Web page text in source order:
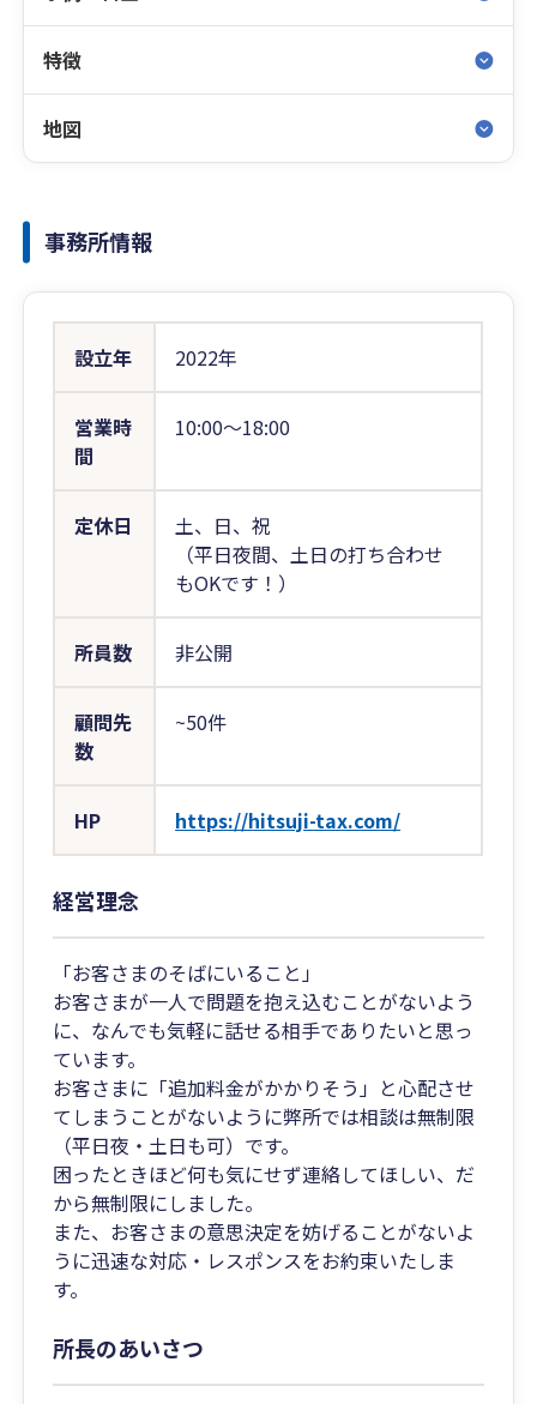
特徴
地図
事務所情報
設立年 2022年
営業時
間
10:00〜18:00
定休日
土、日、祝
（平日夜間、土日の打ち合わせ
もOKです！）
所員数 非公開
顧問先
数
~50件
HP https://hitsuji-tax.com/
経営理念
「お客さまのそばにいること」
お客さまが一人で問題を抱え込むことがないよう
に、なんでも気軽に話せる相手でありたいと思っ
ています。
お客さまに「追加料金がかかりそう」と心配させ
てしまうことがないように弊所では相談は無制限
（平日夜・土日も可）です。
困ったときほど何も気にせず連絡してほしい、だ
から無制限にしました。
また、お客さまの意思決定を妨げることがないよ
うに迅速な対応・レスポンスをお約束いたしま
す。
所長のあいさつ